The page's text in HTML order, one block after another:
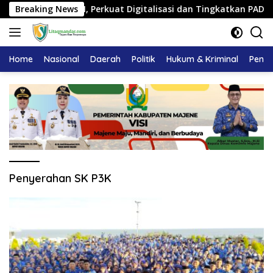
Langsung
ke
konten
Breaking News
ASN, Perkuat Digitalisasi dan Tingkatkan PAD
Home Nasional Daerah Politik Hukum & Kriminal
Penyerahan SK P3K